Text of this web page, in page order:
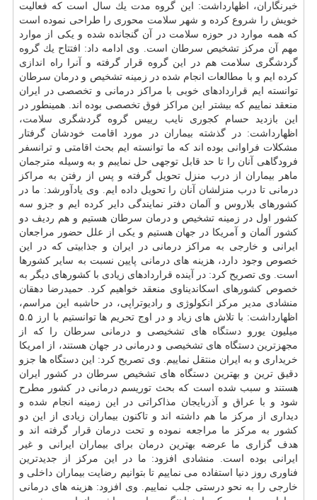
خبرنگاران، اظهارداشت: این گروه مدت یك سال است كه فعالیت
خویش را شروع كرده و شهر سلامت محوری را طراحی نموده است
كه همه موارد در حوزه سلامت در آن گنجانده شده و یكی از موارد
مهم آن مركز تشخیص سرطان است. وی ادامه داد: افتتاح یك گروه
گردشگری سلامت هم در این گروه قرار گرفته و آنرا راه اندازی
كرده ایم و با مطالعات انجام شده در زمینه تشخیص و درمان سرطان
توانسته ایم قراردادهای خوبی با مراكز درمانی و تخصصی در ایران
منعقد نماییم كه بیشتر این مراكز فوق تخصصی بوده اند. همینطور در
این بازدید حسام كجوری نایب رییس گروه گردشگری سلامت،
اظهارداشت: در گذشته بیماران در مورد اقامت خودشان گرفتار
مشكلات فراوانی بوده اند كه ما توانسته ایم بحث اقامتی و ترانسفر
فرودگاهی آنان را تا حد قابل توجهی حل نمایبم و به وسیله مترجمان
ماهر بیماران از درب منزل تحویل گرفته و پس از رفتن به مراكز
درمانی تا درب منزلشان آنان را تحویل داده ایم. وی یادآورشد: ما در
كشورهای بلاروس و آلمان دفتر نمایندگی دایر كرده ایم و جزو سه
كشور اول در زمینه تشخیص و درمان سرطان هستیم و هم ردیف دو
كشور آلمان و آمریكا در جهان هستیم و یكی از علل حضور مراجعان
ایرانی و خارجی به مراكز درمانی در ایران و جذابیتی كه در این
خصوص وجود دارد، هزینه های درمانی پایین نسبت به سایر كشورها
است. وی تصریح كرد: در آینده قراردادهای زیادی با كشورهای دیگر به
خصوص كشورهای اسكاندیناوی منعقد خواهیم كرد. حمیدرضا دهقان
منشادی مدیر مركز انكولوژی و رادیوتراپی، در حاشبه این مراسم،
اظهارداشت: با تلاش های زیاد و در اوج تحریم ها توانستیم با ارز ۵.۵
میلیون یورو دستگاه های تشخیصی و درمانی سرطان را كه از
مجهزترین دستگاه های تشخیصی و درمانی در جهان هستند، از امریكا
خریداری و به ایران منتقل نماییم. وی تصریح كرد: این دستگاه ها جزو
دقیق ترین و بهترین دستگاه های تشخیص سرطان در كشور ایران
هستند و سبب شده است كه بحث توریسم درمانی در كشور مطرح
شود و با عراق و آذربایجان مذاكراتی در این زمینه انجام شده و
دیداری از مركز ما هم داشته اند و تاكنون بیماران زیادی از این دو
كشور به مركز ما مراجعه نموده و تحت درمان قرار گرفته اند و
هدف گزاری ما عرضه بهترین درمان برای بیماران ایرانی و غیر
ایرانی بوده است. منشادی افزود: ما در این مركز از جدیدترین
فناوری روز دنیا استفاده می نماییم تا بتوانیم رضایت بیماران داخلی و
خارجی را به نحو درستی جلب نماییم. وی افزود: هزینه های درمانی